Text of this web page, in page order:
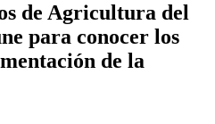
de Agricultura del
para conocer los
de la